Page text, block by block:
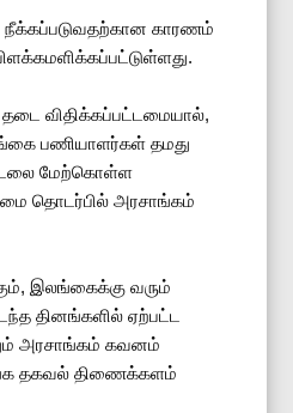
காரணம்
விதிக்கப்பட்டமையால்,
பணியாளர்கள் தமது
மேற்கொள்ள
தொடர்பில் அரசாங்கம்
இலங்கைக்கு வரும்
தினங்களில் ஏற்பட்ட
அரசாங்கம் கவனம்
தகவல் திணைக்களம்